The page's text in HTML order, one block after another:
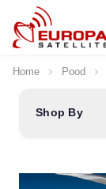
Skip to Content
Home Pood
Shop By